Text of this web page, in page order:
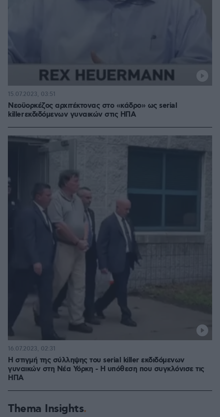
Νεοϋορκέζος αρχιτέκτονας στο «κάδρο» ως serial
killer εκδιδόμενων γυναικών στις ΗΠΑ
15.07.2023, 03:51
Η στιγμή της σύλληψης του serial killer εκδιδόμενων
γυναικών στη Νέα Υόρκη - Η υπόθεση που συγκλόνισε τις
ΗΠΑ
16.07.2023, 02:31
Thema Insights